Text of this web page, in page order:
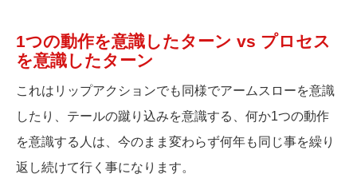
1つの動作を意識したターン vs プロセス
を意識したターン
これはリップアクションでも同様でアームスローを意識
したり、テールの蹴り込みを意識する、何か1つの動作
を意識する人は、今のまま変わらず何年も同じ事を繰り
返し続けて行く事になります。